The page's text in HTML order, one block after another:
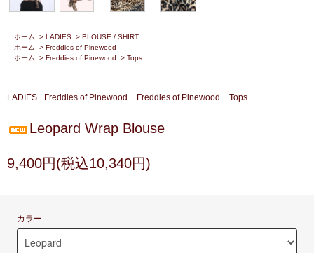
ホーム > LADIES > BLOUSE / SHIRT
ホーム
> Freddies of Pinewood
ホーム
> Freddies of Pinewood > Tops
LADIES Freddies of Pinewood Freddies of Pinewood Tops
Leopard Wrap Blouse
9,400円(税込10,340円)
カラー